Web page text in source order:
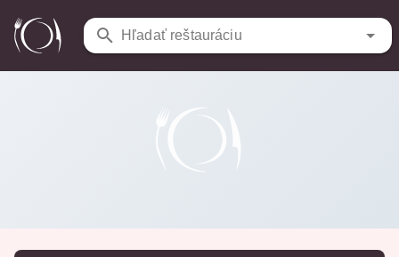
Hľadať reštauráciu
Reštaurácie / Juraj Gálik - Reštaurácia u pandúra